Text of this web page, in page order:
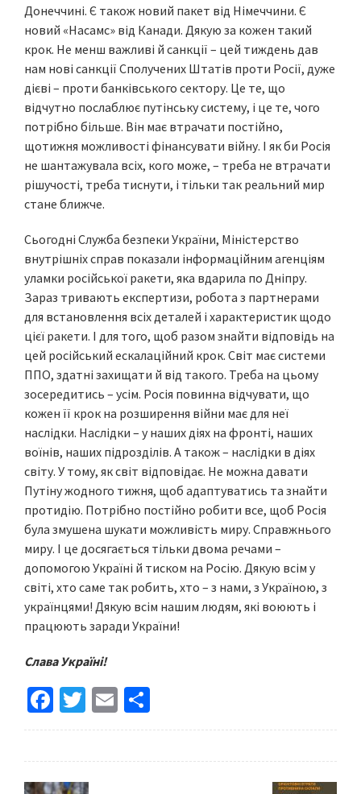
Донеччині. Є також новий пакет від Німеччини. Є
новий «Насамс» від Канади. Дякую за кожен такий
крок. Не менш важливі й санкції – цей тиждень дав
нам нові санкції Сполучених Штатів проти Росії, дуже
дієві – проти банківського сектору. Це те, що
відчутно послаблює путінську систему, і це те, чого
потрібно більше. Він має втрачати постійно,
щотижня можливості фінансувати війну. І як би Росія
не шантажувала всіх, кого може, – треба не втрачати
рішучості, треба тиснути, і тільки так реальний мир
стане ближче.
Сьогодні Служба безпеки України, Міністерство
внутрішніх справ показали інформаційним агенціям
уламки російської ракети, яка вдарила по Дніпру.
Зараз тривають експертизи, робота з партнерами
для встановлення всіх деталей і характеристик щодо
цієї ракети. І для того, щоб разом знайти відповідь на
цей російський ескалаційний крок. Світ має системи
ППО, здатні захищати й від такого. Треба на цьому
зосередитись – усім. Росія повинна відчувати, що
кожен її крок на розширення війни має для неї
наслідки. Наслідки – у наших діях на фронті, наших
воїнів, наших підрозділів. А також – наслідки в діях
світу. У тому, як світ відповідає. Не можна давати
Путіну жодного тижня, щоб адаптуватись та знайти
протидію. Потрібно постійно робити все, щоб Росія
була змушена шукати можливість миру. Справжнього
миру. І це досягається тільки двома речами –
допомогою Україні й тиском на Росію. Дякую всім у
світі, хто саме так робить, хто – з нами, з Україною, з
українцями! Дякую всім нашим людям, які воюють і
працюють заради України!
Слава Україні!
Fa
ce
o
T
wi
er
E
m h